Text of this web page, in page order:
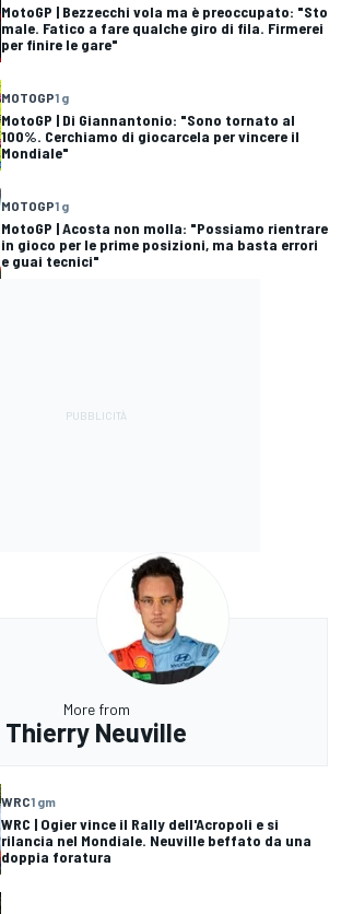
MotoGP | Bezzecchi vola ma è preoccupato: "Sto
male. Fatico a fare qualche giro di fila. Firmerei
per finire le gare"
MOTOGP1 g
MotoGP | Di Giannantonio: "Sono tornato al
100%. Cerchiamo di giocarcela per vincere il
Mondiale"
MOTOGP1 g
MotoGP | Acosta non molla: "Possiamo rientrare
in gioco per le prime posizioni, ma basta errori
e guai tecnici"
More from
Thierry Neuville
WRC1 gm
WRC | Ogier vince il Rally dell'Acropoli e si
rilancia nel Mondiale. Neuville beffato da una
doppia foratura